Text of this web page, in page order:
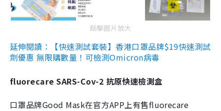
點擊圖片放大
延伸閱讀：【快速測試套裝】香港口罩品牌$19快速測試
劑優惠 無限購數量！可檢測Omicron病毒
fluorecare SARS-Cov-2 抗原快速檢測盒
口罩品牌Good Mask在官方APP上有售fluorecare